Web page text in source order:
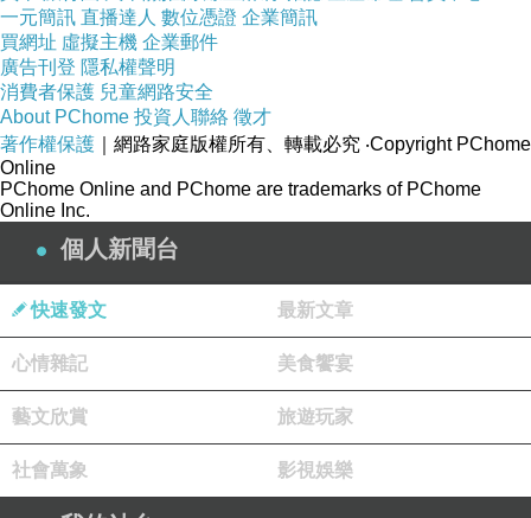
眼睛及陽光
照射處
產品顏色及
大小可能會
因網頁呈現
與拍攝關係
產生差異，
商品示意圖
僅供參考，
商品依實際
供貨樣式為
準
一元簡訊 直播達人 數位憑證 企業簡訊
買網址 虛擬主機 企業郵件
廣告刊登 隱私權聲明
消費者保護 兒童網路安全
About PChome 投資人聯絡 徵才
著作權保護 ｜網路家庭版權所有、轉載必究 ‧Copyright PChome
Online
PChome Online and PChome are trademarks of PChome
Online Inc.
個人新聞台
快速發文 最新文章
心情雜記 美食饗宴
藝文欣賞 旅遊玩家
社會萬象 影視娛樂